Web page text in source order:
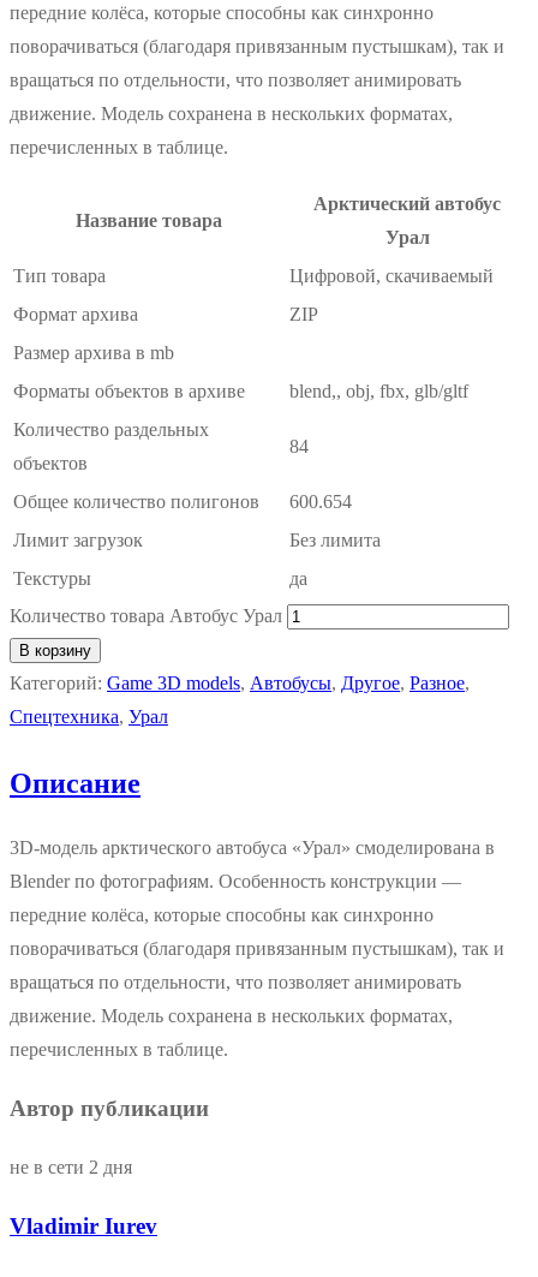
передние колёса, которые способны как синхронно
поворачиваться (благодаря привязанным пустышкам), так и
вращаться по отдельности, что позволяет анимировать
движение. Модель сохранена в нескольких форматах,
перечисленных в таблице.
Название товара
Арктический автобус
Урал
Тип товара
Цифровой, скачиваемый
Формат архива
ZIP
Размер архива в mb
Форматы объектов в архиве
blend,, obj, fbx, glb/gltf
Количество раздельных
объектов
84
Общее количество полигонов
600.654
Лимит загрузок
Без лимита
Текстуры
да
Количество товара Автобус Урал
В корзину
Категорий: Game 3D models, Автобусы, Другое, Разное,
Спецтехника, Урал
Описание
3D‑модель арктического автобуса «Урал» смоделирована в
Blender по фотографиям. Особенность конструкции —
передние колёса, которые способны как синхронно
поворачиваться (благодаря привязанным пустышкам), так и
вращаться по отдельности, что позволяет анимировать
движение. Модель сохранена в нескольких форматах,
перечисленных в таблице.
Автор публикации
не в сети 2 дня
Vladimir Iurev